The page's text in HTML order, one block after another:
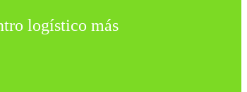
logístico más